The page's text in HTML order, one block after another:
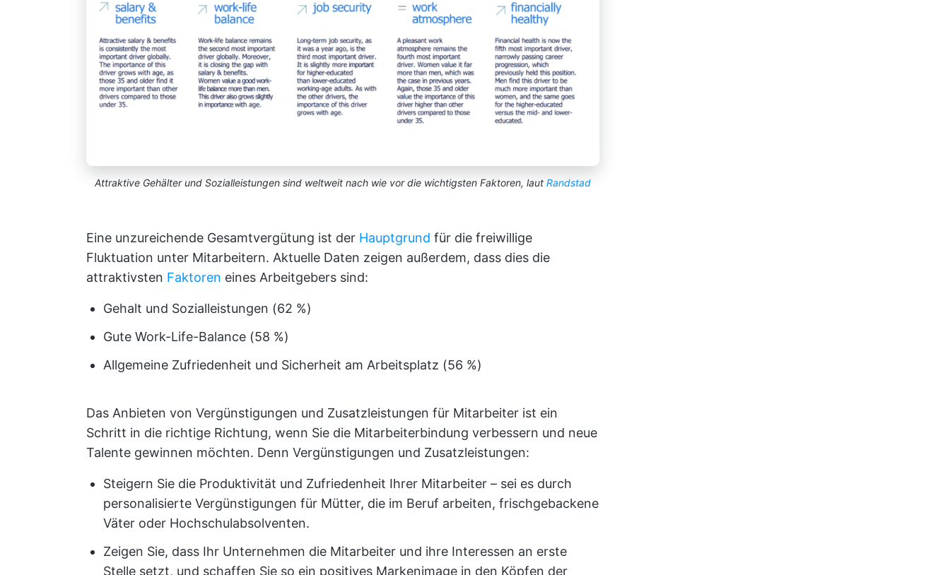
Attraktive Gehälter und Sozialleistungen sind weltweit nach wie vor die wichtigsten Faktoren, laut Randstad
Eine unzureichende Gesamtvergütung ist der Hauptgrund für die freiwillige
Fluktuation unter Mitarbeitern. Aktuelle Daten zeigen außerdem, dass dies die
attraktivsten Faktoren eines Arbeitgebers sind:
Gehalt und Sozialleistungen (62 %)
Gute Work-Life-Balance (58 %)
Allgemeine Zufriedenheit und Sicherheit am Arbeitsplatz (56 %)
Das Anbieten von Vergünstigungen und Zusatzleistungen für Mitarbeiter ist ein
Schritt in die richtige Richtung, wenn Sie die Mitarbeiterbindung verbessern und neue
Talente gewinnen möchten. Denn Vergünstigungen und Zusatzleistungen:
Steigern Sie die Produktivität und Zufriedenheit Ihrer Mitarbeiter – sei es durch
personalisierte Vergünstigungen für Mütter, die im Beruf arbeiten, frischgebackene
Väter oder Hochschulabsolventen.
Zeigen Sie, dass Ihr Unternehmen die Mitarbeiter und ihre Interessen an erste
Stelle setzt, und schaffen Sie so ein positives Markenimage in den Köpfen der